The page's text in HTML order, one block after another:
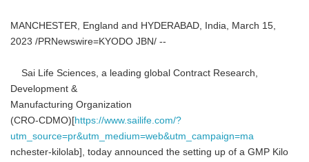
MANCHESTER, England and HYDERABAD, India, March 15,
2023 /PRNewswire=KYODO JBN/ --
Sai Life Sciences, a leading global Contract Research,
Development &
Manufacturing Organization
(CRO-CDMO)[https://www.sailife.com/?
utm_source=pr&utm_medium=web&utm_campaign=ma
nchester-kilolab], today announced the setting up of a GMP Kilo